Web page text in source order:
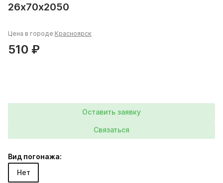
26х70х2050
Цена в городе:Красноярск
510 ₽
Оставить заявку
Связаться
Вид погонажа:
Нет